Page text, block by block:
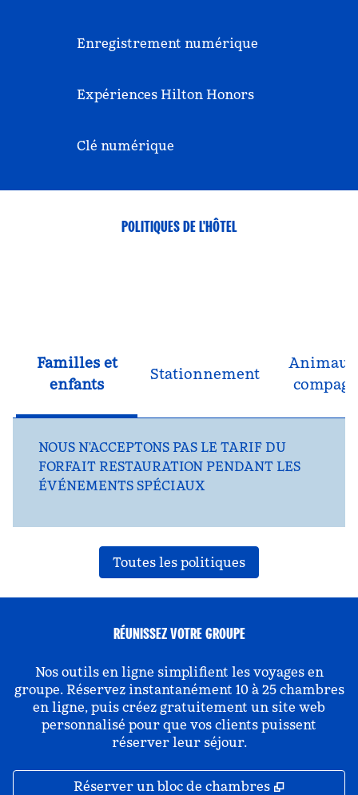
Enregistrement numérique
Expériences Hilton Honors
Clé numérique
POLITIQUES DE L'HÔTEL
Familles et
enfants
Stationnement
NOUS N'ACCEPTONS PAS LE TARIF DU
FORFAIT RESTAURATION PENDANT LES
ÉVÉNEMENTS SPÉCIAUX
Toutes les politiques
RÉUNISSEZ VOTRE GROUPE
Nos outils en ligne simplifient les voyages en
groupe. Réservez instantanément 10 à 25 chambres
en ligne, puis créez gratuitement un site web
personnalisé pour que vos clients puissent
réserver leur séjour.
Réserver un bloc de chambres ,